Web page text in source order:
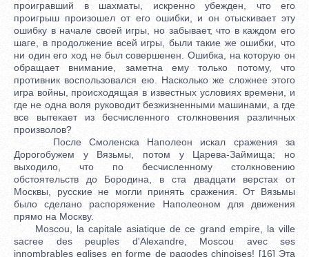
проигравший в шахматы, искренно убежден, что его
проигрыш произошел от его ошибки, и он отыскивает эту
ошибку в начале своей игры, но забывает, что в каждом его
шаге, в продолжение всей игры, были такие же ошибки, что
ни один его ход не был совершенен. Ошибка, на которую он
обращает внимание, заметна ему только потому, что
противник воспользовался ею. Насколько же сложнее этого
игра войны, происходящая в известных условиях времени, и
где не одна воля руководит безжизненными машинами, а где
все вытекает из бесчисленного столкновения различных
произволов?
После Смоленска Наполеон искал сражения за
Дорогобужем у Вязьмы, потом у Царева-Займища; но
выходило, что по бесчисленному столкновению
обстоятельств до Бородина, в ста двадцати верстах от
Москвы, русские не могли принять сражения. От Вязьмы
было сделано распоряжение Наполеоном для движения
прямо на Москву.
Moscou, la capitale asiatique de ce grand empire, la ville
sacree des peuples d'Alexandre, Moscou avec ses
innombrables eglises en forme de pagodes chinoises! [16] Эта